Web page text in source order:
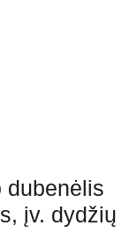
dubenėlis
įv. dydžių